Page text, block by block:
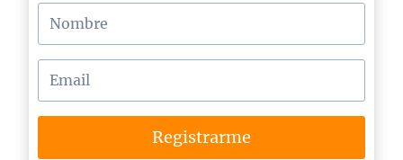
Registrarme